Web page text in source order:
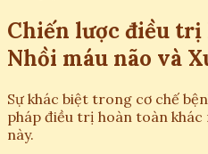
Chiến lược điều trị
Nhồi máu não và
Sự khác biệt trong cơ chế
pháp điều trị hoàn toàn khác
này.